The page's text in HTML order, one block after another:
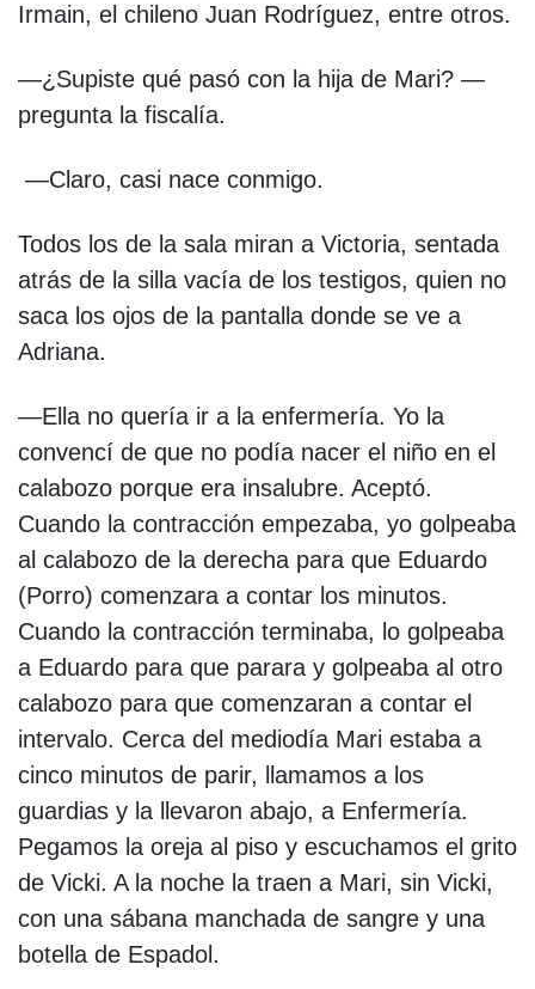
Irmain, el chileno Juan Rodríguez, entre otros.
—¿Supiste qué pasó con la hija de Mari? —
pregunta la fiscalía.
—Claro, casi nace conmigo.
Todos los de la sala miran a Victoria, sentada
atrás de la silla vacía de los testigos, quien no
saca los ojos de la pantalla donde se ve a
Adriana.
—Ella no quería ir a la enfermería. Yo la
convencí de que no podía nacer el niño en el
calabozo porque era insalubre. Aceptó.
Cuando la contracción empezaba, yo golpeaba
al calabozo de la derecha para que Eduardo
(Porro) comenzara a contar los minutos.
Cuando la contracción terminaba, lo golpeaba
a Eduardo para que parara y golpeaba al otro
calabozo para que comenzaran a contar el
intervalo. Cerca del mediodía Mari estaba a
cinco minutos de parir, llamamos a los
guardias y la llevaron abajo, a Enfermería.
Pegamos la oreja al piso y escuchamos el grito
de Vicki. A la noche la traen a Mari, sin Vicki,
con una sábana manchada de sangre y una
botella de Espadol.